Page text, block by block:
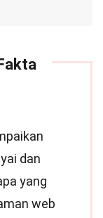
dan
yang
web